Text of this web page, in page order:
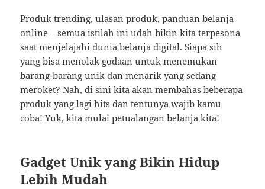
Produk trending, ulasan produk, panduan belanja
online – semua istilah ini udah bikin kita terpesona
saat menjelajahi dunia belanja digital. Siapa sih
yang bisa menolak godaan untuk menemukan
barang-barang unik dan menarik yang sedang
meroket? Nah, di sini kita akan membahas beberapa
produk yang lagi hits dan tentunya wajib kamu
coba! Yuk, kita mulai petualangan belanja kita!
Gadget Unik yang Bikin Hidup
Lebih Mudah